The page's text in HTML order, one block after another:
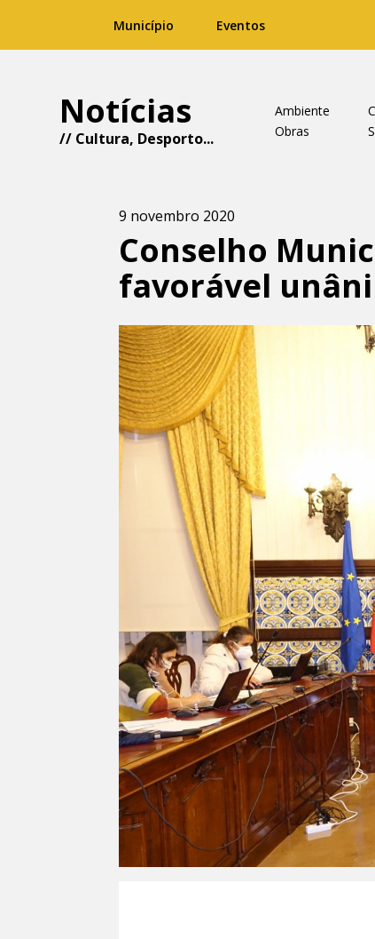
Município Eventos
Notícias
// Cultura, Desporto...
Ambiente
Obras
9 novembro 2020
Conselho
favorável